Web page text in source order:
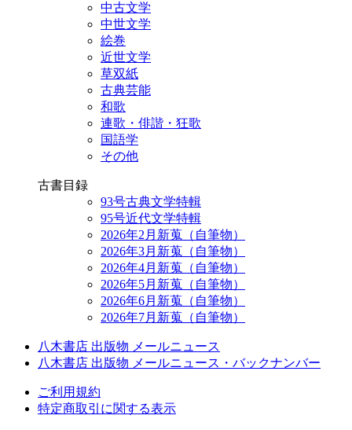
中古文学
中世文学
絵巻
近世文学
草双紙
古典芸能
和歌
連歌・俳諧・狂歌
国語学
その他
古書目録
93号古典文学特輯
95号近代文学特輯
2026年2月新蒐（自筆物）
2026年3月新蒐（自筆物）
2026年4月新蒐（自筆物）
2026年5月新蒐（自筆物）
2026年6月新蒐（自筆物）
2026年7月新蒐（自筆物）
八木書店 出版物 メールニュース
八木書店 出版物 メールニュース・バックナンバー
ご利用規約
特定商取引に関する表示